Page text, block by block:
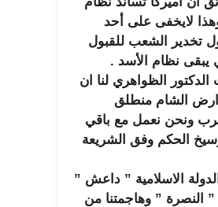
لايخفى على أحد
تخدير الشعب للقبول
نظام الأسد .
الدكتور الظواهري لنا ان
الشام منطلق
ونحن نعمل مع باقي
الحكم وفق الشريعة
الدولة الاسلامية ” داعش ”
النصرة ” وهاجمتنا من